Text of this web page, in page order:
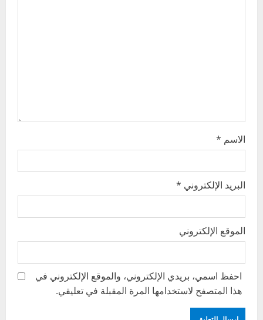
الاسم *
البريد الإلكتروني *
الموقع الإلكتروني
احفظ اسمي، بريدي الإلكتروني، والموقع الإلكتروني في
هذا المتصفح لاستخدامها المرة المقبلة في تعليقي.